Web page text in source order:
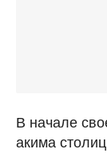
В начале
акима